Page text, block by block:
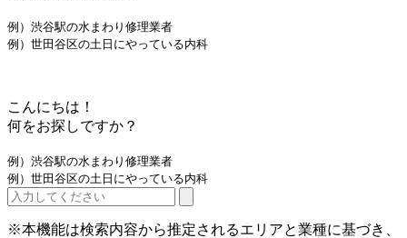
例）渋谷駅の水まわり修理業者
例）世田谷区の土日にやっている内科
こんにちは！
何をお探しですか？
例）渋谷駅の水まわり修理業者
例）世田谷区の土日にやっている内科
※本機能は検索内容から推定されるエリアと業種に基づき、